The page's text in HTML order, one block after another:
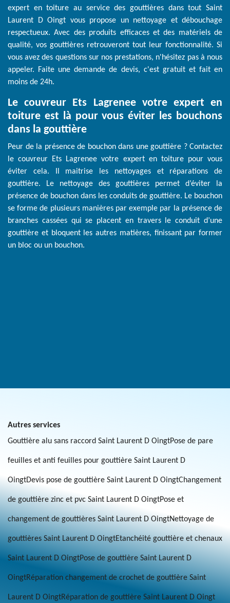
expert en toiture au service des gouttières dans tout Saint
Laurent D Oingt vous propose un nettoyage et débouchage
respectueux. Avec des produits efficaces et des matériels de
qualité, vos gouttières retrouveront tout leur fonctionnalité. Si
vous avez des questions sur nos prestations, n'hésitez pas à nous
appeler. Faite une demande de devis, c'est gratuit et fait en
moins de 24h.
Le couvreur Ets Lagrenee votre expert en
toiture est là pour vous éviter les bouchons
dans la gouttière
Peur de la présence de bouchon dans une gouttière ? Contactez
le couvreur Ets Lagrenee votre expert en toiture pour vous
éviter cela. Il maitrise les nettoyages et réparations de
gouttière. Le nettoyage des gouttières permet d’éviter la
présence de bouchon dans les conduits de gouttière. Le bouchon
se forme de plusieurs manières par exemple par la présence de
branches cassées qui se placent en travers le conduit d’une
gouttière et bloquent les autres matières, finissant par former
un bloc ou un bouchon.
Autres services
Gouttière alu sans raccord Saint Laurent D OingtPose de pare
feuilles et anti feuilles pour gouttière Saint Laurent D
OingtDevis pose de gouttière Saint Laurent D OingtChangement
de gouttière zinc et pvc Saint Laurent D OingtPose et
changement de gouttières Saint Laurent D OingtNettoyage de
gouttières Saint Laurent D OingtEtanchéité gouttière et chenaux
Saint Laurent D OingtPose de gouttière Saint Laurent D
OingtRéparation changement de crochet de gouttière Saint
Laurent D OingtRéparation de gouttière Saint Laurent D Oingt